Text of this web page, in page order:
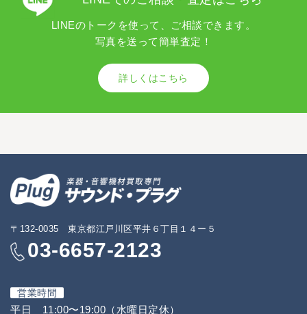
LINEのトークを使って、ご相談できます。
写真を送って簡単査定！
詳しくはこちら
〒132-0035 東京都江戸川区平井６丁目１４ー５
03-6657-2123
営業時間
平日 11:00〜19:00（水曜日定休）